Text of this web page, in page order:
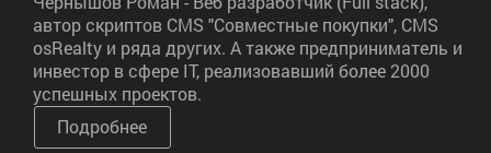
автор скриптов CMS "Совместные покупки", CMS
osRealty и ряда других. А также предприниматель и
инвестор в сфере IT, реализовавший более 2000
успешных проектов.
Подробнее